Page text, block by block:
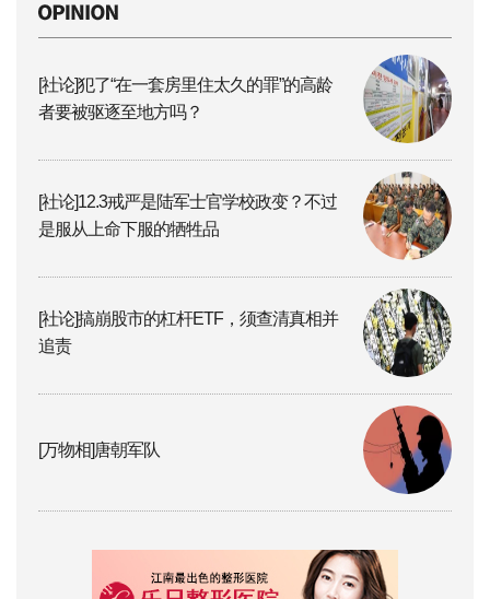
[社论]犯了“在一套房里住太久的罪”的高龄
者要被驱逐至地方吗？
[社论]12.3戒严是陆军士官学校政变？不过
是服从上命下服的牺牲品
[社论]搞崩股市的杠杆ETF，须查清真相并
追责
[万物相]唐朝军队